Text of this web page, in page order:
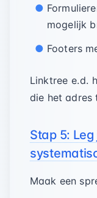
mogelijk
Footers
Linktree e.d.
die het adres
Stap 5:
Maak een